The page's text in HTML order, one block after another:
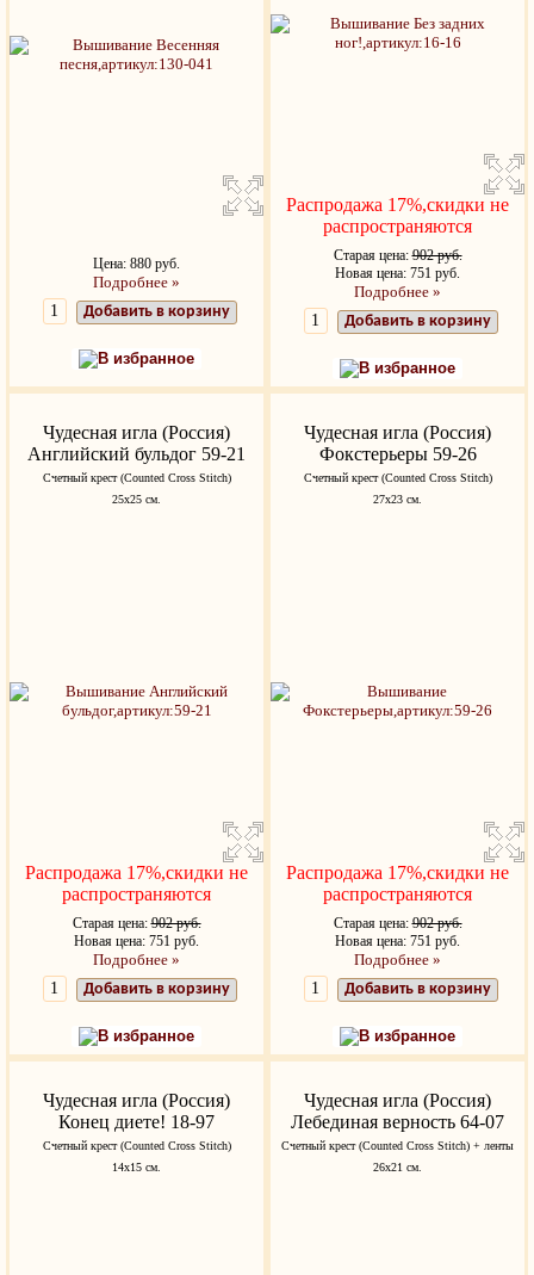
Цена: 880 руб.
Подробнее »
Добавить в корзину
В избранное
Распродажа 17%,скидки не
распространяются
Старая цена:902 руб.
Новая цена: 751 руб.
Подробнее »
Добавить в корзину
В избранное
Чудесная игла (Россия)
Английский бульдог 59-21
Счетный крест (Counted Cross Stitch)
25х25 см.
Распродажа 17%,скидки не
распространяются
Старая цена:902 руб.
Новая цена: 751 руб.
Подробнее »
Добавить в корзину
В избранное
Чудесная игла (Россия)
Фокстерьеры 59-26
Счетный крест (Counted Cross Stitch)
27х23 см.
Распродажа 17%,скидки не
распространяются
Старая цена:902 руб.
Новая цена: 751 руб.
Подробнее »
Добавить в корзину
В избранное
Чудесная игла (Россия)
Конец диете! 18-97
Счетный крест (Counted Cross Stitch)
14х15 см.
Чудесная игла (Россия)
Лебединая верность 64-07
Счетный крест (Counted Cross Stitch) + ленты
26х21 см.